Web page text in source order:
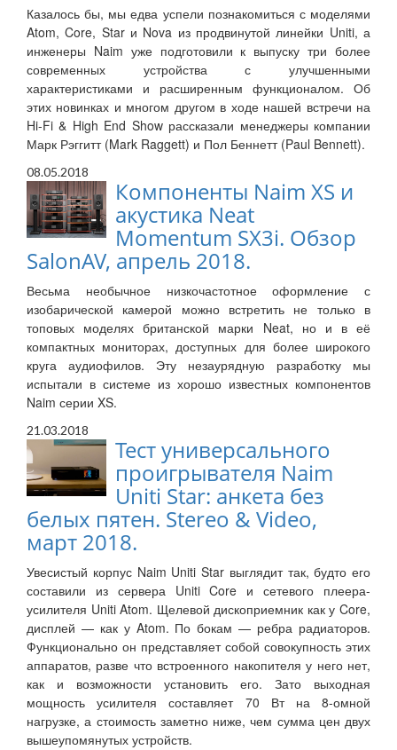
Казалось бы, мы едва успели познакомиться с моделями
Atom, Core, Star и Nova из продвинутой линейки Uniti, а
инженеры Naim уже подготовили к выпуску три более
современных устройства с улучшенными
характеристиками и расширенным функционалом. Об
этих новинках и многом другом в ходе нашей встречи на
Hi-Fi & High End Show рассказали менеджеры компании
Марк Рэггитт (Mark Raggett) и Пол Беннетт (Paul Bennett).
08.05.2018
Компоненты Naim XS и
акустика Neat
Momentum SX3i. Обзор
SalonAV, апрель 2018.
Весьма необычное низкочастотное оформление с
изобарической камерой можно встретить не только в
топовых моделях британской марки Neat, но и в её
компактных мониторах, доступных для более широкого
круга аудиофилов. Эту незаурядную разработку мы
испытали в системе из хорошо известных компонентов
Naim серии XS.
21.03.2018
Тест универсального
проигрывателя Naim
Uniti Star: анкета без
белых пятен. Stereo & Video,
март 2018.
Увесистый корпус Naim Uniti Star выглядит так, будто его
составили из сервера Uniti Core и сетевого плеера-
усилителя Uniti Atom. Щелевой дископриемник как у Core,
дисплей — как у Atom. По бокам — ребра радиаторов.
Функционально он представляет собой совокупность этих
аппаратов, разве что встроенного накопителя у него нет,
как и возможности установить его. Зато выходная
мощность усилителя составляет 70 Вт на 8-омной
нагрузке, а стоимость заметно ниже, чем сумма цен двух
вышеупомянутых устройств.